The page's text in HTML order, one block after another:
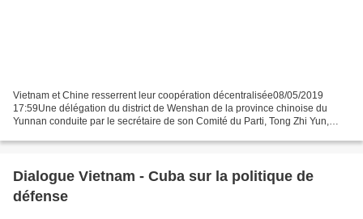
Vietnam et Chine resserrent leur coopération décentralisée08/05/2019
17:59Une délégation du district de Wenshan de la province chinoise du
Yunnan conduite par le secrétaire de son Comité du Parti, Tong Zhi Yun,
Dialogue Vietnam - Cuba sur la politique de
défense